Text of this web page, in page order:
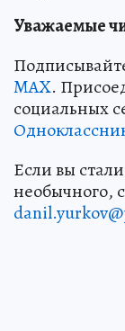
Уважаемые
MAX.
социальных
Если вы
необычного,